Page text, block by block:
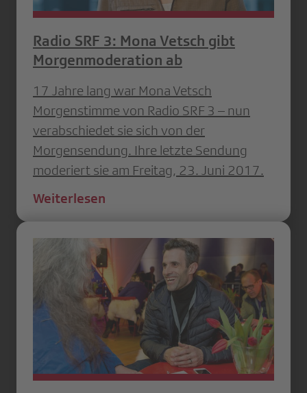
Radio SRF 3: Mona Vetsch gibt
Morgenmoderation ab
17 Jahre lang war Mona Vetsch
Morgenstimme von Radio SRF 3 – nun
verabschiedet sie sich von der
Morgensendung. Ihre letzte Sendung
moderiert sie am Freitag, 23. Juni 2017.
Weiterlesen